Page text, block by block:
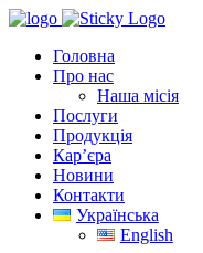
Головна
Про нас
Наша місія
Послуги
Продукція
Кар’єра
Новини
Контакти
Українська
English